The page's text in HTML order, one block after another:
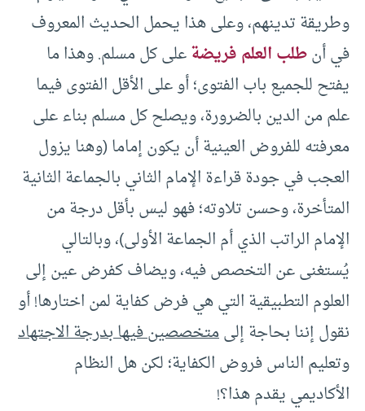
وطريقة تدينهم، وعلى هذا يحمل الحديث المعروف
في أنطلب العلم فريضةعلى كل مسلم. وهذا ما
يفتح للجميع باب الفتوى؛ أو على الأقل الفتوى فيما
علم من الدين بالضرورة، ويصلح كل مسلم بناء على
معرفته للفروض العينية أن يكون إماما (وهنا يزول
العجب في جودة قراءة الإمام الثاني بالجماعة الثانية
المتأخرة، وحسن تلاوته؛ فهو ليس بأقل درجة من
الإمام الراتب الذي أم الجماعة الأولى)، وبالتالي
يُستغنى عن التخصص فيه، ويضاف كفرض عين إلى
العلوم التطبيقية التي هي فرض كفاية لمن اختارها! أو
نقول إننا بحاجة إلىمتخصصين فيها بدرجة الاجتهاد
وتعليم الناس فروض الكفاية؛ لكن هل النظام
الأكاديمي يقدم هذا؟!